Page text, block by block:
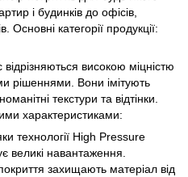
і будинків до офісів,
Основні категорії продукції:
високою міцністю
рішеннями. Вони імітують
текстури та відтінки.
характеристиками:
технології High Pressure
великі навантаження.
захищають матеріал від